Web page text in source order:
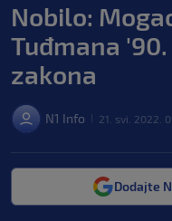
Nobilo:
Tuđmana
zakona
N1 Info 21. svi. 2022.
Dodajte